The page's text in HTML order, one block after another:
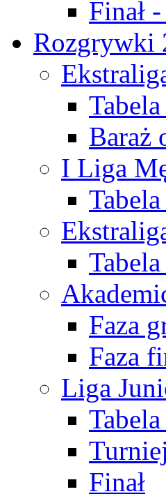
Finał
Rozgrywki
Baraż
I Liga
Faza
Faza
Liga
Finał